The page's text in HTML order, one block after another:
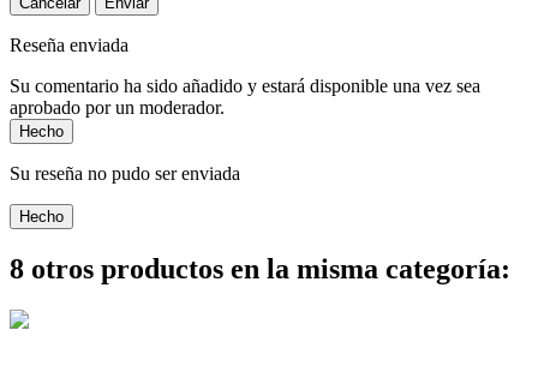
Reseña enviada
Su comentario ha sido añadido y estará disponible una vez sea
aprobado por un moderador.
Hecho
Su reseña no pudo ser enviada
Hecho
8 otros productos en la misma categoría: